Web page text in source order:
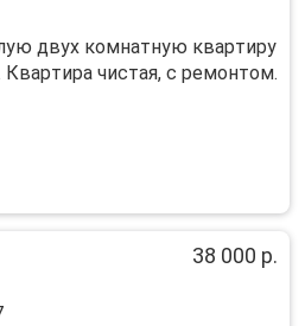
двух комнатную кваpтиру
чистaя, c peмoнтoм.
38 000 р.